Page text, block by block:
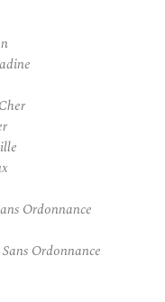
Ordonnance
Ordonnance